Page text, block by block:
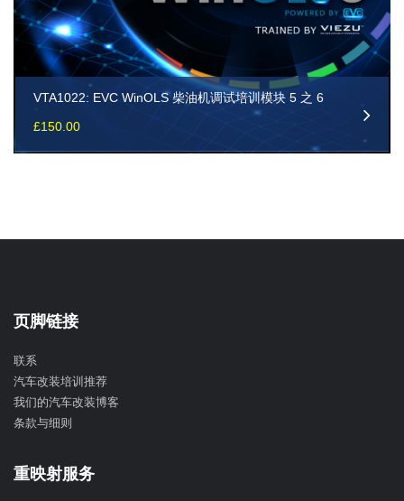
VTA1022: EVC WinOLS 柴油机调试培训模块 5 之 6
£150.00
页脚链接
联系
汽车改装培训推荐
我们的汽车改装博客
条款与细则
重映射服务